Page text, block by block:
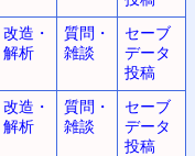
改造・
解析
質問・
雑談
セーブ
データ
投稿
改造・
解析
質問・
雑談
セーブ
データ
投稿